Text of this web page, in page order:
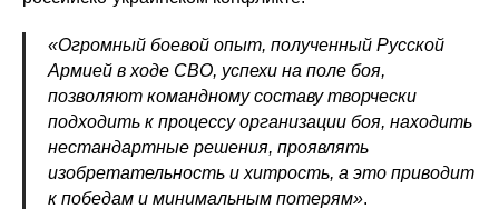
«Огромный боевой опыт, полученный Русской
Армией в ходе СВО, успехи на поле боя,
позволяют командному составу творчески
подходить к процессу организации боя, находить
нестандартные решения, проявлять
изобретательность и хитрость, а это приводит
к победам и минимальным потерям».